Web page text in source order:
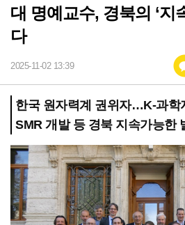
대 명예교수, 경북의 ‘지
다
2025-11-02 13:39
한국 원자력계 권위자…K-과학
SMR 개발 등 경북 지속가능한